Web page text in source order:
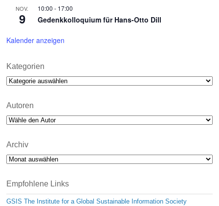
NOV.
9
10:00 - 17:00
Gedenkkolloquium für Hans-Otto Dill
Kalender anzeigen
Kategorien
Kategorien
Autoren
Archiv
Archiv
Empfohlene Links
GSIS The Institute for a Global Sustainable Information Society